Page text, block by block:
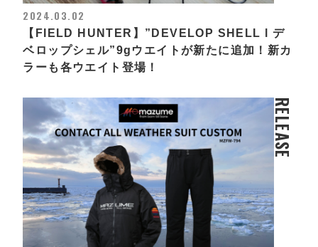
2024.03.02
【FIELD HUNTER】”DEVELOP SHELL l デ
ベロップシェル”9gウエイトが新たに追加！新カ
ラーも各ウエイト登場！
RELEASE